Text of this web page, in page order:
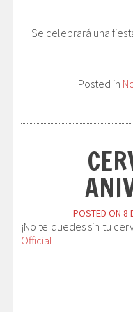
Se celebrará una
Posted in
POSTED ON 8
¡No te quedes sin tu
Official !